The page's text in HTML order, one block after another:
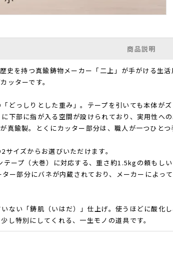
商品説明
史を持つ真鍮鋳物メーカー「二上」が手がける生
ッターです。
どっしりとした重み」。テープを引いても本体が
下部に指が入る空間が設けられており、実用性へ
真鍮製。とくにカッター部分は、職人が一つひと
イズからお選びいただけます。
テープ（大巻）に対応する、重さ約1.5kgの頼もしい
ー部分にバネが内蔵されており、メーカーによっ
ない「鋳肌（いはだ）」仕上げ。使うほどに酸化
し特別にしてくれる、一生モノの道具です。